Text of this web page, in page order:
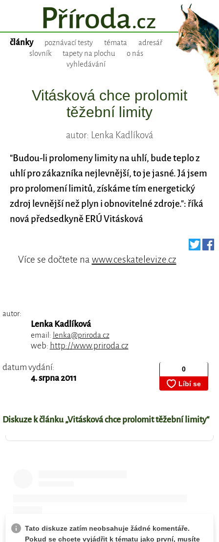
články poznávací testy témata
adresář
slovník
tapety na plochu
o nás
vyhledávání
Vitásková chce prolomit
těžební limity
autor: Lenka Kadlíková
"Budou-li prolomeny limity na uhlí, bude teplo z
uhlí pro zákazníka nejlevnější, to je jasné. Já jsem
pro prolomení limitů, získáme tím energetický
zdroj levnější než plyn i obnovitelné zdroje.": říká
nová předsedkyně ERÚ Vitásková
Více se dočtete na www.ceskatelevize.cz
autor:
Lenka Kadlíková
email: lenka@priroda.cz
web: http://www.priroda.cz
datum vydání:
4. srpna 2011
Diskuze k článku „Vitásková chce prolomit těžební limity“